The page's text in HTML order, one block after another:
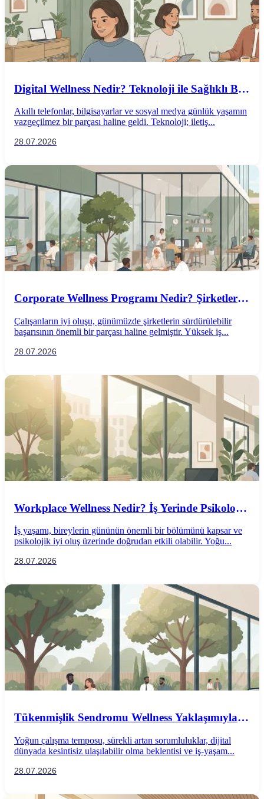
Digital Wellness Nedir? Teknoloji ile Sağlıklı Bir
Akıllı telefonlar, bilgisayarlar ve sosyal medya günlük yaşamın
vazgeçilmez bir parçası haline geldi. Teknoloji; iletiş...
28.07.2026
Corporate Wellness Programı Nedir? Şirketler
Çalışanların iyi oluşu, günümüzde şirketlerin sürdürülebilir
başarısının önemli bir parçası haline gelmiştir. Yüksek iş...
28.07.2026
Workplace Wellness Nedir? İş Yerinde Psikolojik
İş yaşamı, bireylerin gününün önemli bir bölümünü kapsar ve
psikolojik iyi oluş üzerinde doğrudan etkili olabilir. Yoğu...
28.07.2026
Tükenmişlik Sendromu Wellness Yaklaşımıyla
Yoğun çalışma temposu, sürekli artan sorumluluklar, dijital
dünyada kesintisiz ulaşılabilir olma beklentisi ve iş-yaşam...
28.07.2026